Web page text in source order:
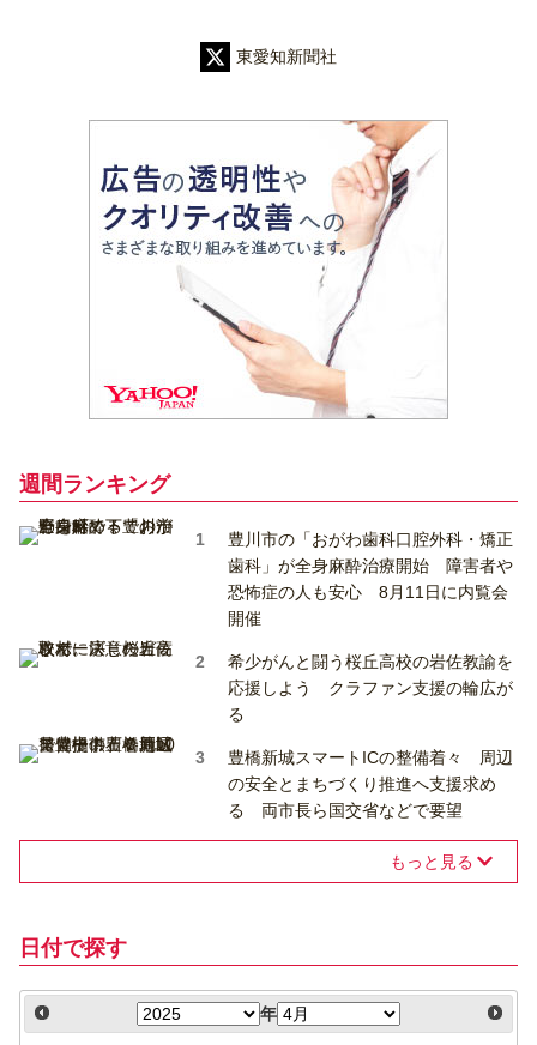
東愛知新聞社
週間ランキング
豊川市の「おがわ歯科口腔外科・矯正
歯科」が全身麻酔治療開始 障害者や
恐怖症の人も安心 8月11日に内覧会
開催
希少がんと闘う桜丘高校の岩佐教諭を
応援しよう クラファン支援の輪広が
る
豊橋新城スマートICの整備着々 周辺
の安全とまちづくり推進へ支援求め
る 両市長ら国交省などで要望
もっと見る
日付で探す
年